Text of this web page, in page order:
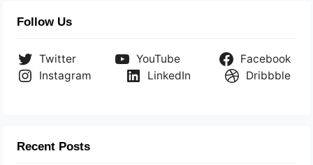
Follow Us
Twitter YouTube
Facebook
Instagram
LinkedIn Dribbble
Recent Posts